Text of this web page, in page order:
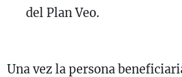
del Plan Veo.
Una vez la persona